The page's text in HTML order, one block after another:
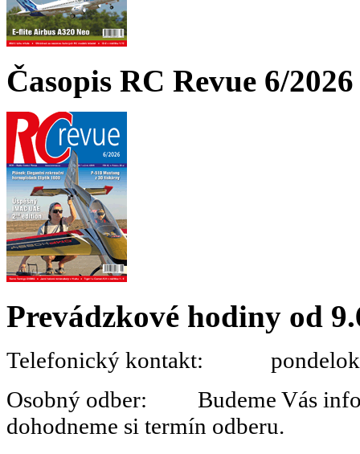
Časopis RC Revue 6/
Prevádzkové hodiny od
Telefonický kontakt:
Osobný odber: Budeme Vás
dohodneme si termín odberu.